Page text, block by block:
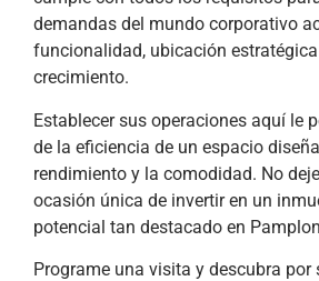
demandas del mundo corporativo
funcionalidad, ubicación
crecimiento.
Establecer sus operaciones aquí le
de la eficiencia de un espacio
rendimiento y la comodidad. No
ocasión única de invertir en un
potencial tan destacado en
Programe una visita y descubra